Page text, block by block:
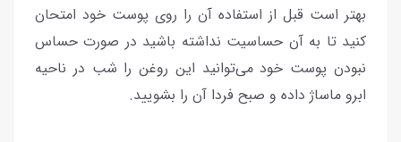
بهتر است قبل از استفاده آن را روی پوست خود امتحان
کنید تا به آن حساسیت نداشته باشید در صورت حساس
نبودن پوست خود می‌توانید این روغن را شب در ناحیه
ابرو ماساژ داده و صبح فردا آن را بشویید.